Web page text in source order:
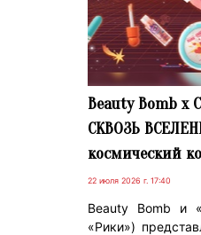
Beauty Bomb
СКВОЗЬ
космический
22 июля 2026 г. 17:40
Beauty Bomb и
«Рики»)